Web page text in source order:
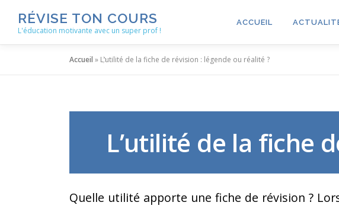
contenu
RÉVISE TON COURS
L'éducation motivante avec un super prof !
ACCUEIL
Accueil » L’utilité de la fiche de révision : légende ou réalité ?
L’utilité de la fiche
Quelle utilité apporte une fiche de révision ?